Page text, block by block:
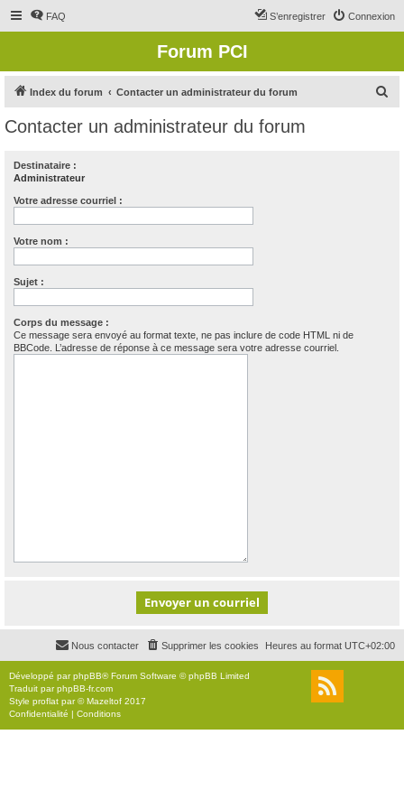
FAQ Connexion
S’enregistrer
Forum PCI
Index du forum Contacter un administrateur du forum
Contacter un administrateur du forum
Destinataire :
Administrateur
Votre adresse courriel :
Votre nom :
Sujet :
Corps du message :
Ce message sera envoyé au format texte, ne pas inclure de code HTML ni de
BBCode. L’adresse de réponse à ce message sera votre adresse courriel.
Heures au format UTC+02:00
Supprimer les cookies
Nous contacter
Développé parphpBB® Forum Software © phpBB Limited
Traduit parphpBB-fr.com
Style proflat par ©Mazeltof 2017
Confidentialité | Conditions